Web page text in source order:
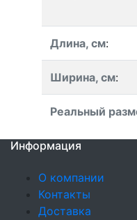
Длина, см:
Ширина, см:
Реальный
Информация
О компании
Контакты
Доставка